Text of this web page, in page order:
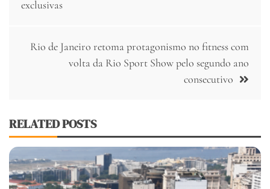
Post
exclusivas
Rio de Janeiro retoma protagonismo no fitness com
volta da Rio Sport Show pelo segundo ano
consecutivo
RELATED POSTS